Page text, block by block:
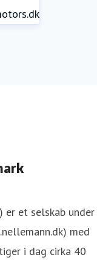
er et selskab under
med
i dag cirka 40